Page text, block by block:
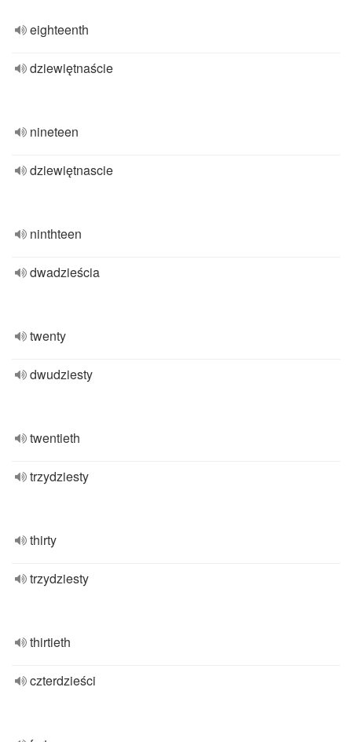
eighteenth
dziewiętnaście
nineteen
dziewiętnascie
ninthteen
dwadzieścia
twenty
dwudziesty
twentieth
trzydziesty
thirty
trzydziesty
thirtieth
czterdzieści